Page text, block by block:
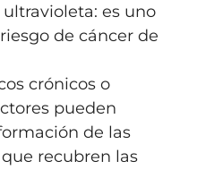
es uno
de cáncer de
crónicos o
pueden
de las
recubren las